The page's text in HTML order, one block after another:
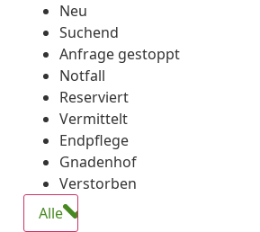
Neu
Suchend
Anfrage gestoppt
Notfall
Reserviert
Vermittelt
Endpflege
Gnadenhof
Verstorben
Alle